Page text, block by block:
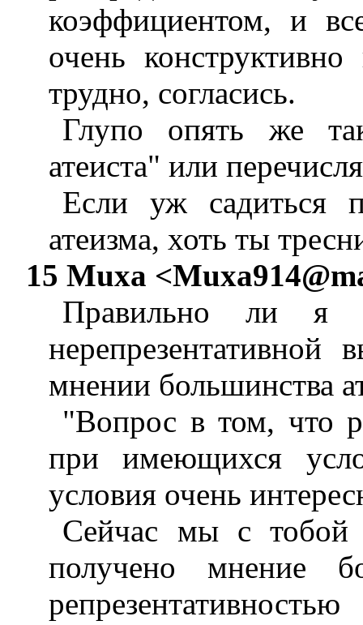
коэффициентом, и
очень
трудно, согласись.
Глупо опять же
атеиста" или
Если уж садиться
атеизма, хоть ты
15 Muxa <
Правильно ли я
мнении большинства
"Вопрос в том, что
при имеющихся
условия очень
Сейчас мы с тобой
получено мнение